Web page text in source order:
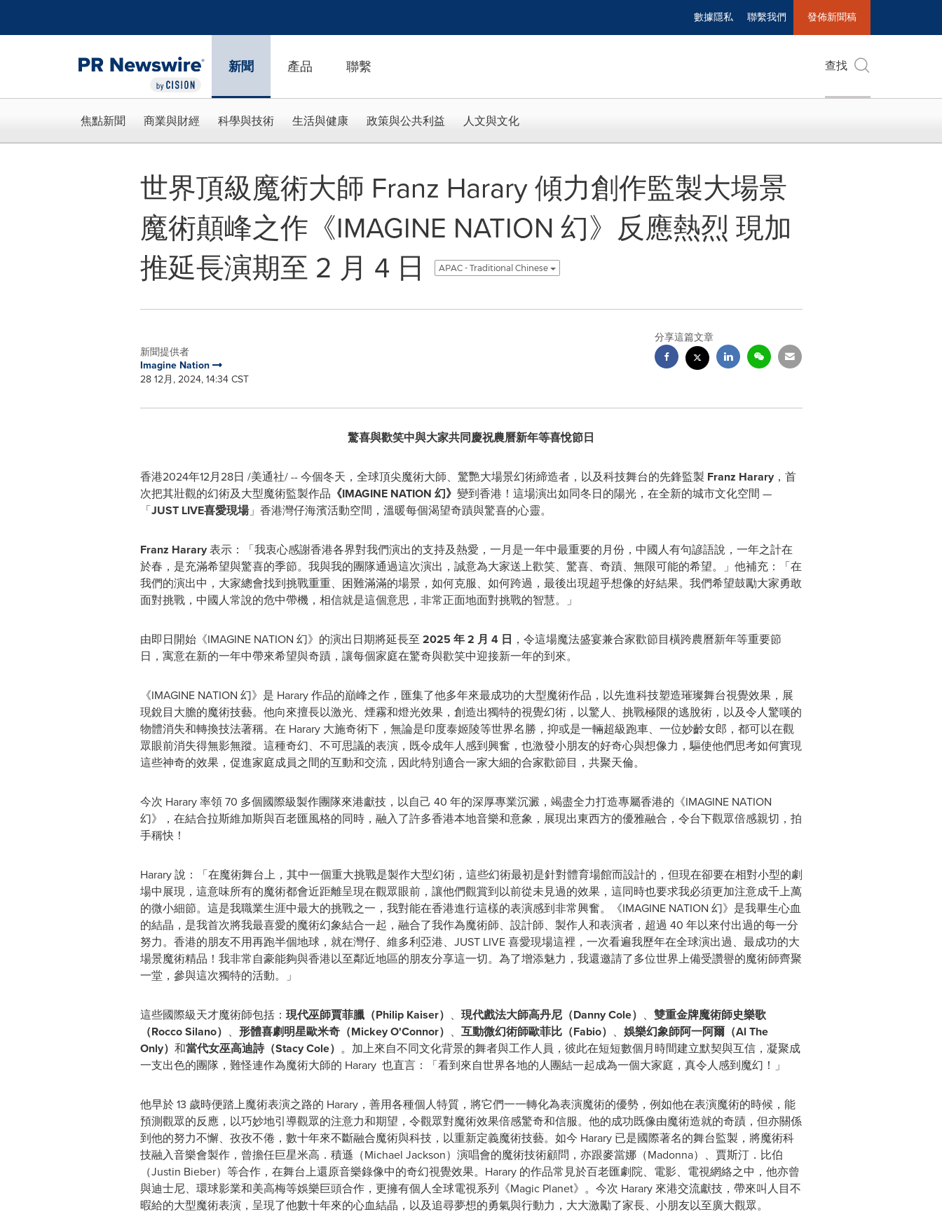
數據隱私 聯繫我們 發佈新聞稿
新聞 產品 聯繫 查找
焦點新聞 商業與財經 科學與技術 生活與健康 政策與公共利益 人文與文化
世界頂級魔術大師 Franz Harary 傾力創作監製大場景
魔術顛峰之作《IMAGINE NATION 幻》反應熱烈 現加
推延長演期至 2 月 4 日
APAC - Traditional Chinese
新聞提供者
Imagine Nation
28 12月, 2024, 14:34 CST
分享這篇文章
驚喜與歡笑中與大家共同慶祝農曆新年等喜悅節日
香港2024年12月28日 /美通社/ -- 今個冬天，全球頂尖魔術大師、驚艷大場景幻術締造者，以及科技舞台的先鋒監製 Franz Harary，首
次把其壯觀的幻術及大型魔術監製作品 《IMAGINE NATION 幻》 變到香港！這場演出如同冬日的陽光，在全新的城市文化空間 —
「JUST LIVE喜愛現場」香港灣仔海濱活動空間，溫暖每個渴望奇蹟與驚喜的心靈。
Franz Harary表示：「我衷心感謝香港各界對我們演出的支持及熱愛，一月是一年中最重要的月份，中國人有句諺語說，一年之計在
於春，是充滿希望與驚喜的季節。我與我的團隊通過這次演出，誠意為大家送上歡笑、驚喜、奇蹟、無限可能的希望。」他補充：「在
我們的演出中，大家總會找到挑戰重重、困難滿滿的場景，如何克服、如何跨過，最後出現超乎想像的好結果。我們希望鼓勵大家勇敢
面對挑戰，中國人常說的危中帶機，相信就是這個意思，非常正面地面對挑戰的智慧。」
由即日開始《IMAGINE NATION 幻》的演出日期將延長至2025 年2 月 4 日 ，令這場魔法盛宴兼合家歡節目橫跨農曆新年等重要節
日，寓意在新的一年中帶來希望與奇蹟，讓每個家庭在驚奇與歡笑中迎接新一年的到來。
《IMAGINE NATION 幻》是 Harary 作品的巔峰之作，匯集了他多年來最成功的大型魔術作品，以先進科技塑造璀璨舞台視覺效果，展
現銳目大膽的魔術技藝。他向來擅長以激光、煙霧和燈光效果，創造出獨特的視覺幻術，以驚人、挑戰極限的逃脫術，以及令人驚嘆的
物體消失和轉換技法著稱。在 Harary 大施奇術下，無論是印度泰姬陵等世界名勝，抑或是一輛超級跑車、一位妙齡女郎，都可以在觀
眾眼前消失得無影無蹤。這種奇幻、不可思議的表演，既令成年人感到興奮，也激發小朋友的好奇心與想像力，驅使他們思考如何實現
這些神奇的效果，促進家庭成員之間的互動和交流，因此特別適合一家大細的合家歡節目，共聚天倫。
今次 Harary 率領 70 多個國際級製作團隊來港獻技，以自己 40 年的深厚專業沉澱，竭盡全力打造專屬香港的《IMAGINE NATION
幻》，在結合拉斯維加斯與百老匯風格的同時，融入了許多香港本地音樂和意象，展現出東西方的優雅融合，令台下觀眾倍感親切，拍
手稱快！
Harary 說：「在魔術舞台上，其中一個重大挑戰是製作大型幻術，這些幻術最初是針對體育場館而設計的，但現在卻要在相對小型的劇
場中展現，這意味所有的魔術都會近距離呈現在觀眾眼前，讓他們觀賞到以前從未見過的效果，這同時也要求我必須更加注意成千上萬
的微小細節。這是我職業生涯中最大的挑戰之一，我對能在香港進行這樣的表演感到非常興奮。《IMAGINE NATION 幻》是我畢生心血
的結晶，是我首次將我最喜愛的魔術幻象結合一起，融合了我作為魔術師、設計師、製作人和表演者，超過 40 年以來付出過的每一分
努力。香港的朋友不用再跑半個地球，就在灣仔、維多利亞港、JUST LIVE 喜愛現場這裡，一次看遍我歷年在全球演出過、最成功的大
場景魔術精品！我非常自豪能夠與香港以至鄰近地區的朋友分享這一切。為了增添魅力，我還邀請了多位世界上備受讚譽的魔術師齊聚
一堂，參與這次獨特的活動。」
這些國際級天才魔術師包括： 現代巫師賈菲臘（Philip Kaiser） 、 現代戲法大師高丹尼（Danny Cole） 、 雙重金牌魔術師史樂歌
（Rocco Silano） 、 形體喜劇明星歐米奇（Mickey O'Connor） 、 互動微幻術師歐菲比（Fabio） 、 娛樂幻象師阿一阿爾（Al The
Only） 和當代女巫高迪詩（Stacy Cole） 。加上來自不同文化背景的舞者與工作人員，彼此在短短數個月時間建立默契與互信，凝聚成
一支出色的團隊，難怪連作為魔術大師的 Harary 也直言：「看到來自世界各地的人團結一起成為一個大家庭，真令人感到魔幻！」
他早於 13 歲時便踏上魔術表演之路的 Harary，善用各種個人特質，將它們一一轉化為表演魔術的優勢，例如他在表演魔術的時候，能
預測觀眾的反應，以巧妙地引導觀眾的注意力和期望，令觀眾對魔術效果倍感驚奇和信服。他的成功既像由魔術造就的奇蹟，但亦關係
到他的努力不懈、孜孜不倦，數十年來不斷融合魔術與科技，以重新定義魔術技藝。如今 Harary 已是國際著名的舞台監製，將魔術科
技融入音樂會製作，曾擔任巨星米高．積遜（Michael Jackson）演唱會的魔術技術顧問，亦跟麥當娜（Madonna）、賈斯汀．比伯
（Justin Bieber）等合作，在舞台上還原音樂錄像中的奇幻視覺效果。Harary 的作品常見於百老匯劇院、電影、電視網絡之中，他亦曾
與迪士尼、環球影業和美高梅等娛樂巨頭合作，更擁有個人全球電視系列《Magic Planet》。今次 Harary 來港交流獻技，帶來叫人目不
暇給的大型魔術表演，呈現了他數十年來的心血結晶，以及追尋夢想的勇氣與行動力，大大激勵了家長、小朋友以至廣大觀眾。